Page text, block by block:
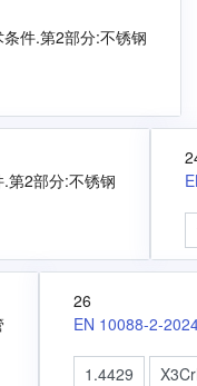
件.第2部分:不锈钢
第2部分:不锈钢
26
EN 10088-2-
1.4429